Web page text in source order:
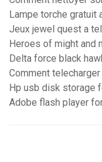
Lampe torche gratuit
Jeux jewel quest a
Heroes of might and
Delta force black
Comment
Hp usb disk storage
Adobe flash player